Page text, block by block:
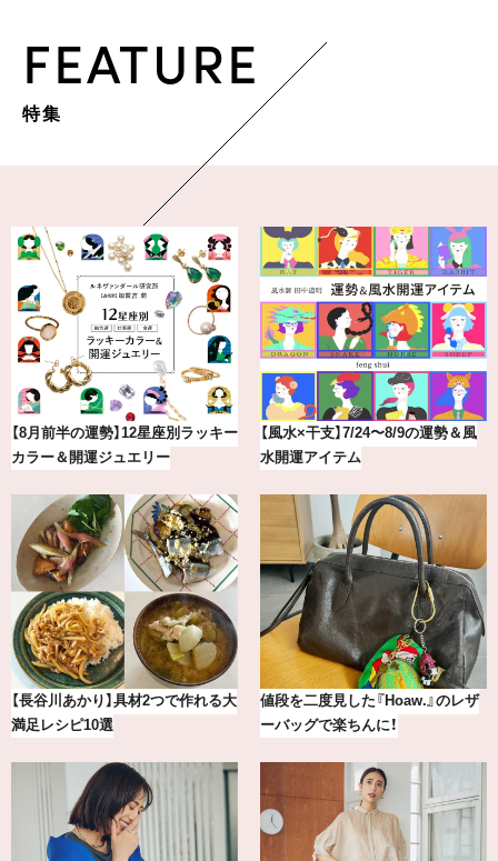
FEATURE
特集
最新版！東京都内のおしゃれな朝活
カフェ＆モーニング9選
冷凍宅配食【nosh-ナッシュ】で叶
える、がんばる私の「がん…
【2026年8月】鏡リュウジの12星座
別占い
気分が上がる「フルラ」のアイウェ
アを「眼鏡市場」で探して。